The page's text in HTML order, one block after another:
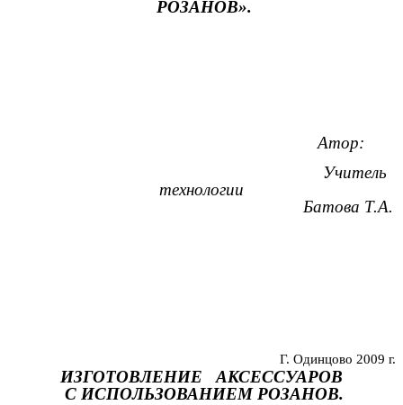
РОЗАНОВ».
Атор:
Учитель
технологии
Батова Т.А.
Г. Одинцово 2009 г.
ИЗГОТОВЛЕНИЕ АКСЕССУАРОВ
С ИСПОЛЬЗОВАНИЕМ РОЗАНОВ.